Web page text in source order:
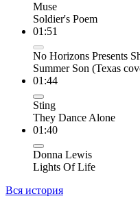
Muse
Soldier's Poem
01:51
No Horizons Presents
Summer Son (Texas
01:44
Sting
They Dance Alone
01:40
Donna Lewis
Lights Of Life
Вся история